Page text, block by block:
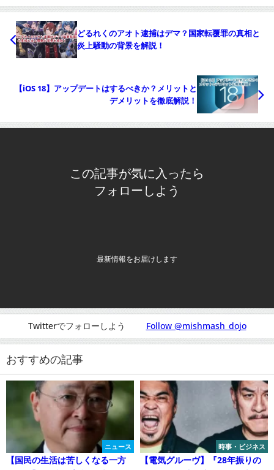
どるれくのアオト逮捕はデマ？国家転覆罪の真相と
炎上騒動の背景を解説！
【iOS 18】アップデートはするべきか？メリットと
デメリットを徹底解説！
この記事が気に入ったら
フォローしよう
最新情報をお届けします
Twitterでフォローしよう Follow @mishmash_dojo
おすすめの記事
ニュース
【国民の生活は苦しくなる一方
時事・ビジネス
【電気グルーヴ】『28年振りの